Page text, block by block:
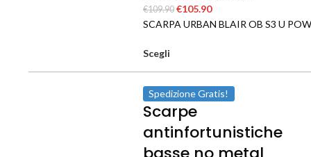
€109.90 €105.90
SCARPA URBAN BLAIR OB S3 U
Scegli
Spedizione Gratis!
Scarpe
antinfortunistiche